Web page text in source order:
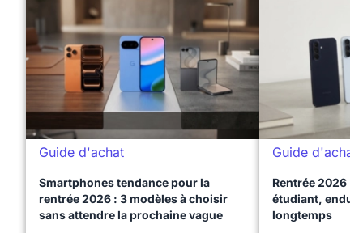
Guide d'achat
Smartphones tendance pour la
rentrée 2026 : 3 modèles à choisir
sans attendre la prochaine vague
Guide d'achat
Rentrée 2026 :
étudiant,
longtemps